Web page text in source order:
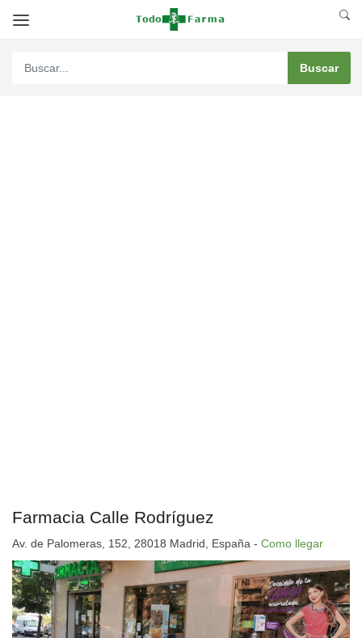
Farmacia Calle Rodríguez
Av. de Palomeras, 152, 28018 Madrid, España - Como llegar